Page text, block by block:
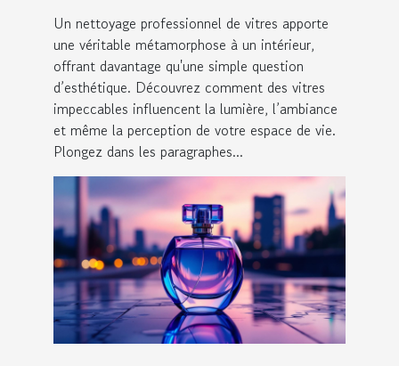
Un nettoyage professionnel de vitres apporte
une véritable métamorphose à un intérieur,
offrant davantage qu'une simple question
d’esthétique. Découvrez comment des vitres
impeccables influencent la lumière, l’ambiance
et même la perception de votre espace de vie.
Plongez dans les paragraphes...